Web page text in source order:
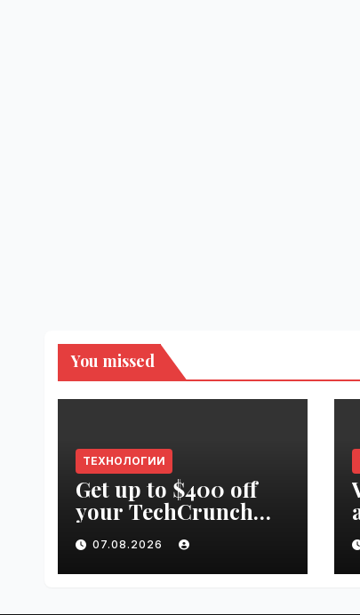
You missed
ТЕХНОЛОГИИ
Get up to $400 off
your TechCrunch
Disrupt 2026 pass
until tomorrow |
VseTime.ru
07.08.2026